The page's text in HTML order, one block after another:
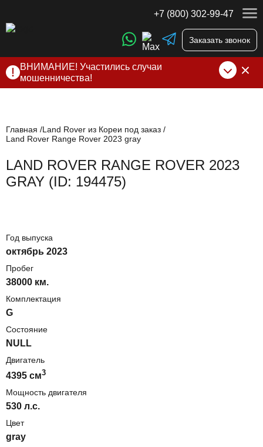
+7 (800) 302-99-47
Заказать звонок
ВНИМАНИЕ! Участились случаи
мошенничества!
нами по официальнымконтактам, указанным в соц сетях
и на сайте
Главная
Land Rover из Кореи под заказ
Land Rover Range Rover 2023 gray
LAND ROVER RANGE ROVER 2023
GRAY (ID: 194475)
Год выпуска
октябрь 2023
Пробег
38000 км.
Комплектация
G
Состояние
NULL
Двигатель
4395 cм3
Мощность двигателя
530 л.с.
Цвет
gray